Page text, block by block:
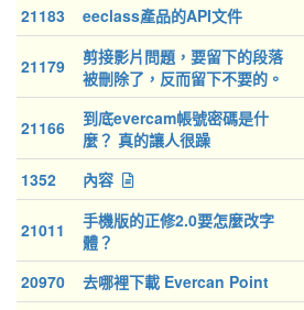
21183
eeclass產品的API文件
21179
剪接影片問題，要留下的段落
被刪除了，反而留下不要的。
21166
到底evercam帳號密碼是什
麼？ 真的讓人很躁
1352 內容
21011
手機版的正修2.0要怎麼改字
體？
20970 去哪裡下載 Evercan Point